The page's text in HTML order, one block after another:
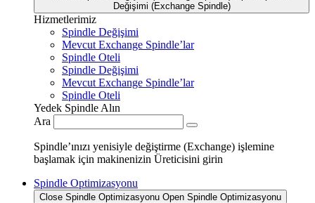
Değişimi (Exchange Spindle)
Hizmetlerimiz
Spindle Değişimi
Mevcut Exchange Spindle’lar
Spindle Oteli
Spindle Değişimi
Mevcut Exchange Spindle’lar
Spindle Oteli
Yedek Spindle Alın
Ara
Spindle’ınızı yenisiyle değiştirme (Exchange) işlemine
başlamak için makinenizin Üreticisini girin
Spindle Optimizasyonu
Close Spindle Optimizasyonu Open Spindle Optimizasyonu